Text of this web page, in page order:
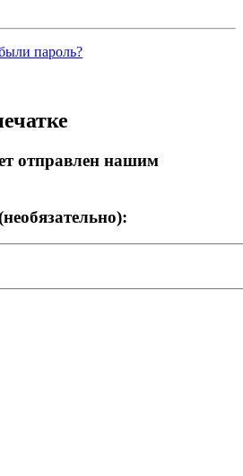
пароль?
отправлен нашим